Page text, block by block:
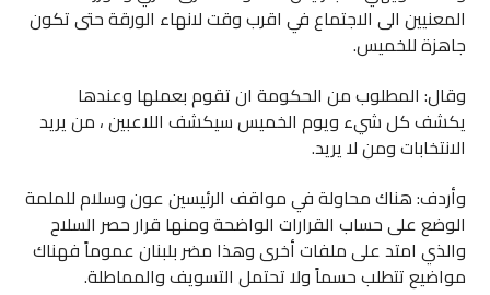
المعنيين الى الاجتماع في اقرب وقت لانهاء الورقة حتى تكون
جاهزة للخميس.
وقال: المطلوب من الحكومة ان تقوم بعملها وعندها
يكشف كل شيء ويوم الخميس سيكشف اللاعبين ، من يريد
الانتخابات ومن لا يريد.
وأردف: هناك محاولة في مواقف الرئيسين عون وسلام للملمة
الوضع على حساب القرارات الواضحة ومنها قرار حصر السلاح
والذي امتد على ملفات أخرى وهذا مضر بلبنان عموماً فهناك
مواضيع تتطلب حسماً ولا تحتمل التسويف والمماطلة.